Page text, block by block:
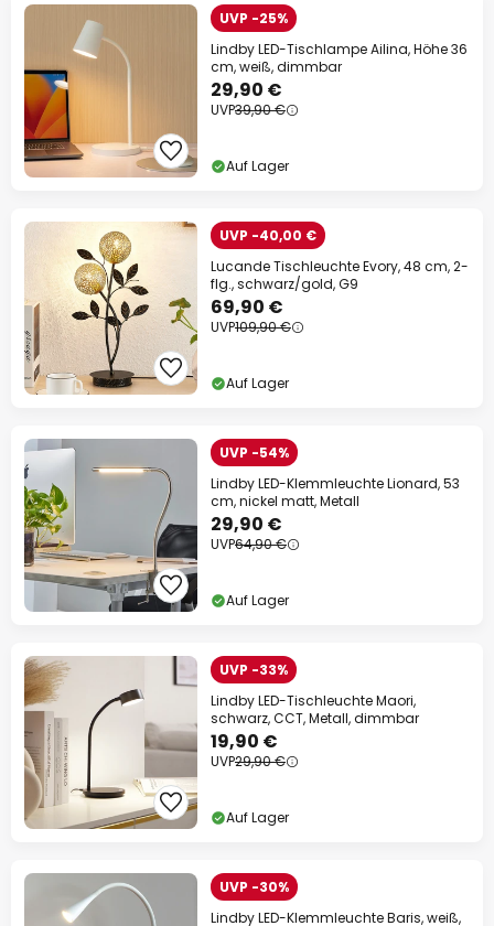
UVP -25%
Lindby LED-Tischlampe Ailina, Höhe 36
cm, weiß, dimmbar
29,90 €
UVP39,90 €
Auf Lager
UVP -40,00 €
Lucande Tischleuchte Evory, 48 cm, 2-
flg., schwarz/gold, G9
69,90 €
UVP109,90 €
Auf Lager
UVP -54%
Lindby LED-Klemmleuchte Lionard, 53
cm, nickel matt, Metall
29,90 €
UVP64,90 €
Auf Lager
UVP -33%
Lindby LED-Tischleuchte Maori,
schwarz, CCT, Metall, dimmbar
19,90 €
UVP29,90 €
Auf Lager
UVP -30%
Lindby LED-Klemmleuchte Baris, weiß,